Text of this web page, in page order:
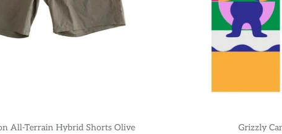
All-Terrain Hybrid Shorts Olive
Grizzly